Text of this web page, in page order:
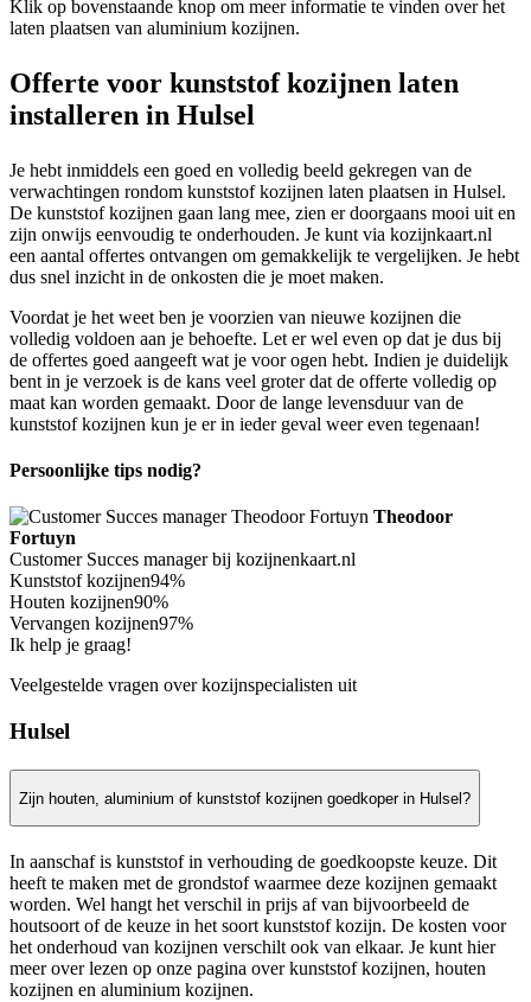
Klik op bovenstaande knop om meer informatie te vinden over het
laten plaatsen van aluminium kozijnen.
Offerte voor kunststof kozijnen laten
installeren in Hulsel
Je hebt inmiddels een goed en volledig beeld gekregen van de
verwachtingen rondom kunststof kozijnen laten plaatsen in Hulsel.
De kunststof kozijnen gaan lang mee, zien er doorgaans mooi uit en
zijn onwijs eenvoudig te onderhouden. Je kunt via kozijnkaart.nl
een aantal offertes ontvangen om gemakkelijk te vergelijken. Je hebt
dus snel inzicht in de onkosten die je moet maken.
Voordat je het weet ben je voorzien van nieuwe kozijnen die
volledig voldoen aan je behoefte. Let er wel even op dat je dus bij
de offertes goed aangeeft wat je voor ogen hebt. Indien je duidelijk
bent in je verzoek is de kans veel groter dat de offerte volledig op
maat kan worden gemaakt. Door de lange levensduur van de
kunststof kozijnen kun je er in ieder geval weer even tegenaan!
Persoonlijke tips nodig?
Theodoor
Fortuyn
Customer Succes manager bij kozijnenkaart.nl
Kunststof kozijnen94%
Houten kozijnen90%
Vervangen kozijnen97%
Ik help je graag!
Veelgestelde vragen over kozijnspecialisten uit
Hulsel
Zijn houten, aluminium of kunststof kozijnen goedkoper in Hulsel?
In aanschaf is kunststof in verhouding de goedkoopste keuze. Dit
heeft te maken met de grondstof waarmee deze kozijnen gemaakt
worden. Wel hangt het verschil in prijs af van bijvoorbeeld de
houtsoort of de keuze in het soort kunststof kozijn. De kosten voor
het onderhoud van kozijnen verschilt ook van elkaar. Je kunt hier
meer over lezen op onze pagina over kunststof kozijnen, houten
kozijnen en aluminium kozijnen.